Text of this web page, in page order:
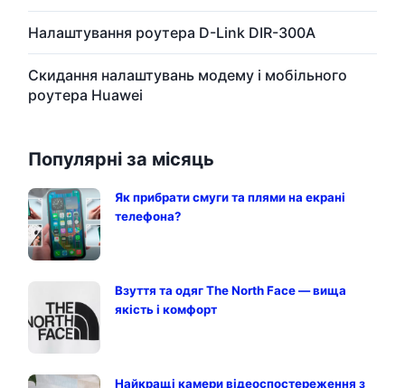
Налаштування роутера D-Link DIR-300A
Скидання налаштувань модему і мобільного
роутера Huawei
Популярні за місяць
Як прибрати смуги та плями на екрані
телефона?
Взуття та одяг The North Face — вища
якість і комфорт
Найкращі камери відеоспостереження з